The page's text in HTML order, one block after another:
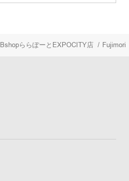
BshopららぽーとEXPOCITY店 / Fujimori